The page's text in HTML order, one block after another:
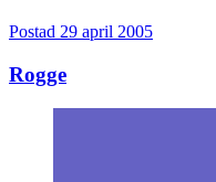
Postad 29 april 2005
Rogge